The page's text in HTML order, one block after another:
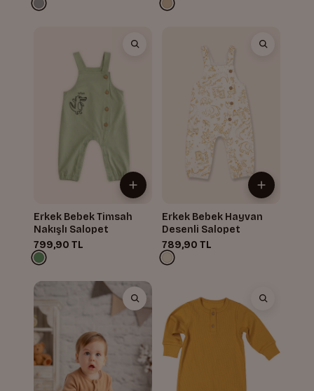
Erkek Bebek Timsah
Nakışlı Salopet
799,90 TL
Erkek Bebek Hayvan
Desenli Salopet
789,90 TL